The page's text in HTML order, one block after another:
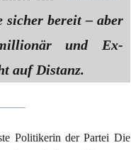
sicher bereit – aber
und Ex-
auf Distanz.
Politikerin der Partei Die